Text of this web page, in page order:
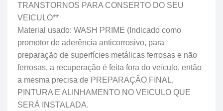
TRANSTORNOS PARA CONSERTO DO SEU
VEICULO**
Material usado: WASH PRIME (Indicado como
promotor de aderência anticorrosivo, para
preparação de superfícies metálicas ferrosas e não
ferrosas. a recuperação é feita fora do veículo, então
a mesma precisa de PREPARAÇÃO FINAL,
PINTURA E ALINHAMENTO NO VEICULO QUE
SERÁ INSTALADA.